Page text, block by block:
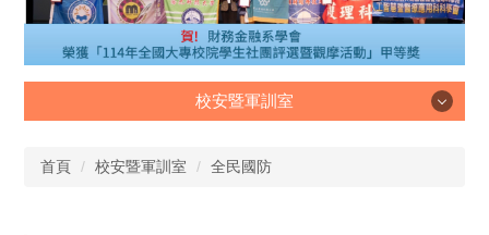
校安暨軍訓室
校安暨軍訓室
首頁 校安暨軍訓室 全民國防